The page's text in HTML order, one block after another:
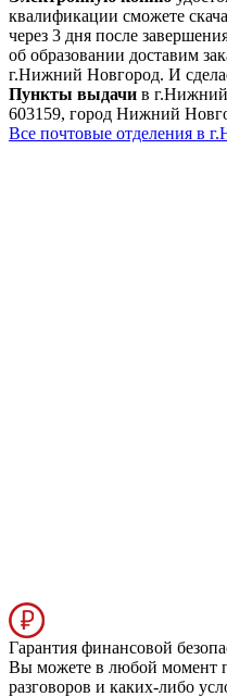
квалификации сможете
через 3 дня после
об образовании доставим
г.Нижний Новгород. И
Пункты выдачи в
603159, город Нижний
Все почтовые отделения в
Гарантия финансовой
Вы можете в любой момент
разговоров и каких-либо